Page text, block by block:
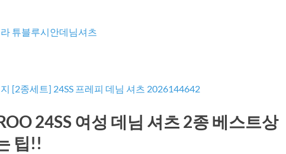
튜블루시안데님셔츠
[2종세트] 24SS 프레피 데님 셔츠 2026144642
24SS 여성 데님 셔츠 2종 베스트상
팁!!